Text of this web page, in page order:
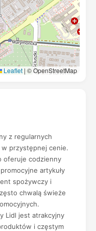
Leaflet | © OpenStreetMap
z regularnych
przystępnej cenie.
oferuje codzienny
artykuły
spożywczy i
chwalą świeże
Lidl jest atrakcyjny
i częstym